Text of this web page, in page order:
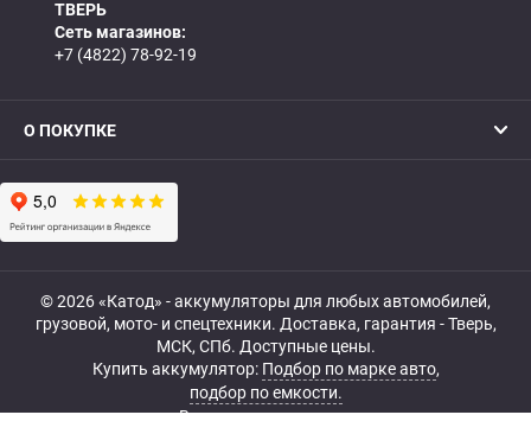
ТВЕРЬ
Сеть магазинов:
+7 (4822) 78-92-19
О ПОКУПКЕ
© 2026 «Катод» - аккумуляторы для любых автомобилей,
грузовой, мото- и спецтехники. Доставка, гарантия - Тверь,
МСК, СПб. Доступные цены.
Купить аккумулятор: Подбор по марке авто,
подбор по емкости.
Все права защищены.